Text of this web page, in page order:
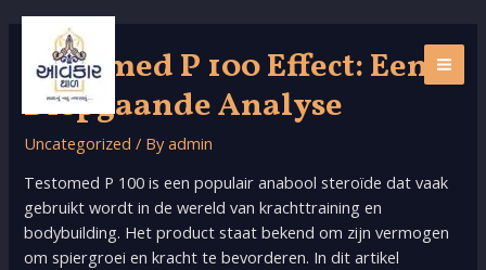
Skip
contentTestomed P 100 Effect: Een
Diepgaande Analyse
Uncategorized / Byadmin
Testomed P 100 is een populair anabool steroïde dat vaak
gebruikt wordt in de wereld van krachttraining en
bodybuilding. Het product staat bekend om zijn vermogen
om spiergroei en kracht te bevorderen. In dit artikel